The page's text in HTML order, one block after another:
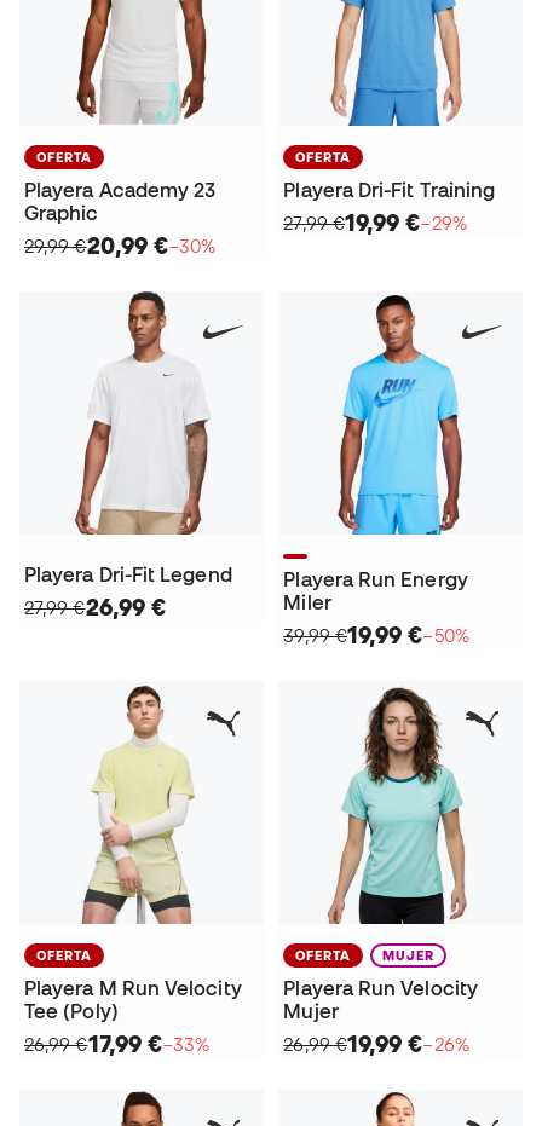
OFERTA
Playera Academy 23
Graphic
29,99 €20,99 €−30%
OFERTA
Playera Dri-Fit Training
27,99 €19,99 €−29%
Playera Dri-Fit Legend
27,99 €26,99 €
Playera Run Energy
Miler
39,99 €19,99 €−50%
OFERTA
Playera M Run Velocity
Tee (Poly)
26,99 €17,99 €−33%
OFERTA MUJER
Playera Run Velocity
Mujer
26,99 €19,99 €−26%